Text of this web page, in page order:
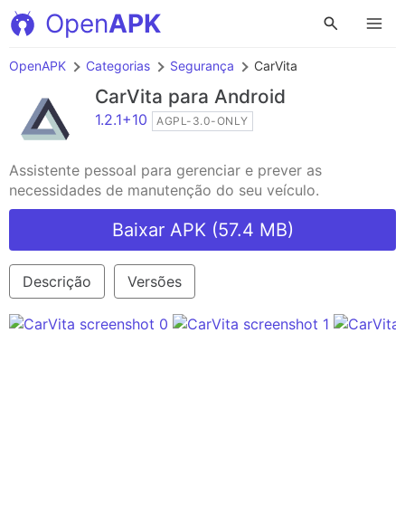
OpenAPK
OpenAPK Categorias Segurança CarVita
CarVita para Android
1.2.1+10 AGPL-3.0-ONLY
Assistente pessoal para gerenciar e prever as
necessidades de manutenção do seu veículo.
Baixar APK (57.4 MB)
Descrição Versões